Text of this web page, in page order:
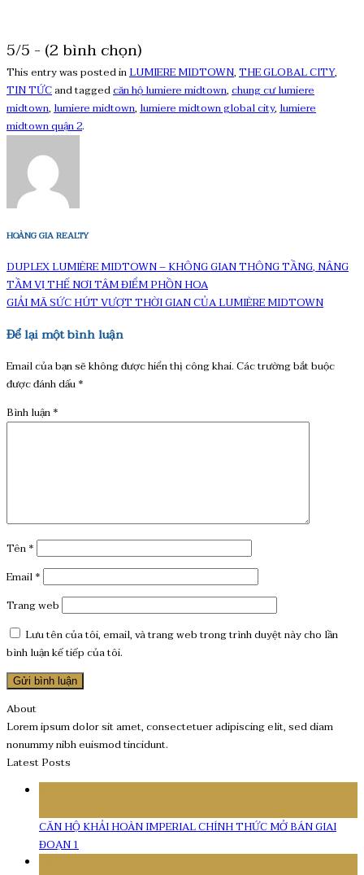
5/5 - (2 bình chọn)
This entry was posted inLUMIERE MIDTOWN,THE GLOBAL CITY,
TIN TỨCand taggedcăn hộ lumiere midtown,chung cư lumiere
midtown,lumiere midtown,lumiere midtown global city,lumiere
midtown quận 2.
HOÀNG GIA REALTY
DUPLEX LUMIÈRE MIDTOWN – KHÔNG GIAN THÔNG TẦNG, NÂNG
TẦM VỊ THẾ NƠI TÂM ĐIỂM PHỒN HOA
GIẢI MÃ SỨC HÚT VƯỢT THỜI GIAN CỦA LUMIÈRE MIDTOWN
Để lại một bình luận
Email của bạn sẽ không được hiển thị công khai.Các trường bắt buộc
được đánh dấu*
Bình luận*
Tên*
Email*
Trang web
Lưu tên của tôi, email, và trang web trong trình duyệt này cho lần
bình luận kế tiếp của tôi.
About
Lorem ipsum dolor sit amet, consectetuer adipiscing elit, sed diam
nonummy nibh euismod tincidunt.
Latest Posts
CĂN HỘ KHẢI HOÀN IMPERIAL CHÍNH THỨC MỞ BÁN GIAI
ĐOẠN 1